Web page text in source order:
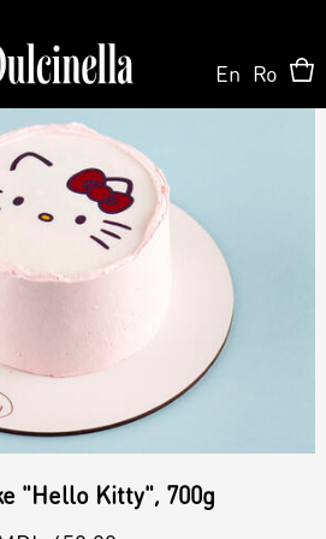
la comandă:
02 11| 060 02 58 58
На Заказ
ONLINE
О нас
En Ro
"Hello Kitty", 700g